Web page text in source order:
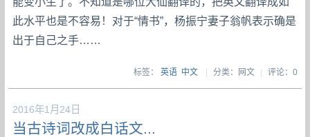
此水平也是不容易！对于“情书”，杨振宁妻子翁帆表示确是
出于自己之手……
标签： 英语 中文 | 分类：网文| 评论：0
2016年1月24日
当古诗词改成白话文...